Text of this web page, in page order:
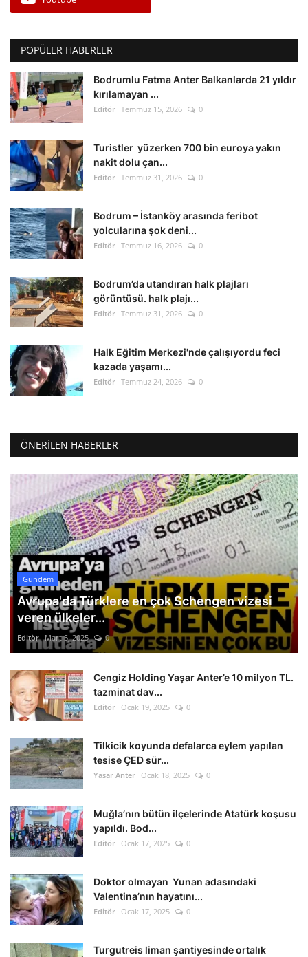
POPÜLER HABERLER
Bodrumlu Fatma Anter Balkanlarda 21 yıldır
kırılamayan ...
Editör Temmuz 15, 2026 0
Turistler yüzerken 700 bin euroya yakın
nakit dolu çan...
Editör Temmuz 31, 2026 0
Bodrum – İstanköy arasında feribot
yolcularına şok deni...
Editör Temmuz 16, 2026 0
Bodrum’da utandıran halk plajları
görüntüsü. halk plajı...
Editör Temmuz 31, 2026 0
Halk Eğitim Merkezi'nde çalışıyordu feci
kazada yaşamı...
Editör Temmuz 24, 2026 0
ÖNERILEN HABERLER
Gündem
Avrupa'da Türklere en çok Schengen vizesi
veren ülkeler...
Editör Mart 5, 2025 0
Cengiz Holding Yaşar Anter’e 10 milyon TL.
tazminat dav...
Editör Ocak 19, 2025 0
Tilkicik koyunda defalarca eylem yapılan
tesise ÇED sür...
Yasar Anter Ocak 18, 2025 0
Muğla’nın bütün ilçelerinde Atatürk koşusu
yapıldı. Bod...
Editör Ocak 17, 2025 0
Doktor olmayan Yunan adasındaki
Valentina’nın hayatını...
Editör Ocak 17, 2025 0
Turgutreis liman şantiyesinde ortalık